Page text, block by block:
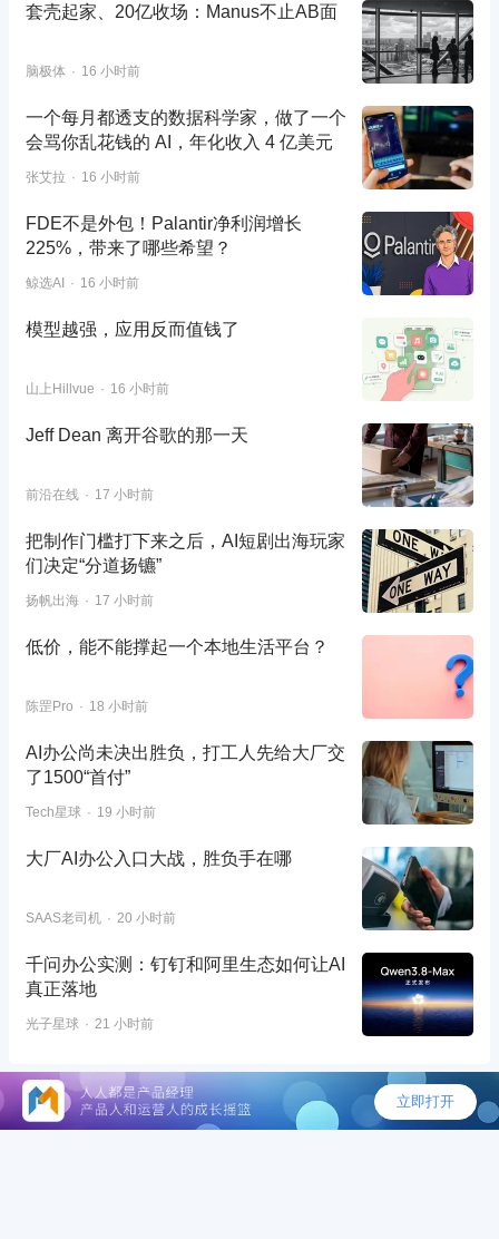
套壳起家、20亿收场：Manus不止AB面
脑极体 16 小时前
一个每月都透支的数据科学家，做了一个
会骂你乱花钱的 AI，年化收入 4 亿美元
张艾拉 16 小时前
FDE不是外包！Palantir净利润增长
225%，带来了哪些希望？
鲸选AI 16 小时前
模型越强，应用反而值钱了
山上Hillvue 16 小时前
Jeff Dean 离开谷歌的那一天
前沿在线 17 小时前
把制作门槛打下来之后，AI短剧出海玩家
们决定“分道扬镳”
扬帆出海 17 小时前
低价，能不能撑起一个本地生活平台？
陈罡Pro 18 小时前
AI办公尚未决出胜负，打工人先给大厂交
了1500“首付”
Tech星球 19 小时前
大厂AI办公入口大战，胜负手在哪
SAAS老司机 20 小时前
千问办公实测：钉钉和阿里生态如何让AI
真正落地
光子星球 21 小时前
©2026 - 人人都是产品经理